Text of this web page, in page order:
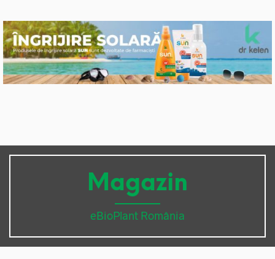
Magazin
eBioPlant România